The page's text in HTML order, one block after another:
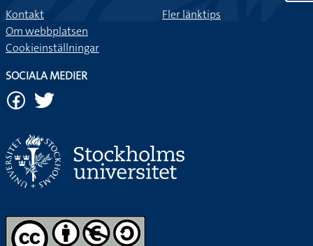
Kontakt
Om webbplatsen
Cookieinställningar
Fler länktips
SOCIALA MEDIER